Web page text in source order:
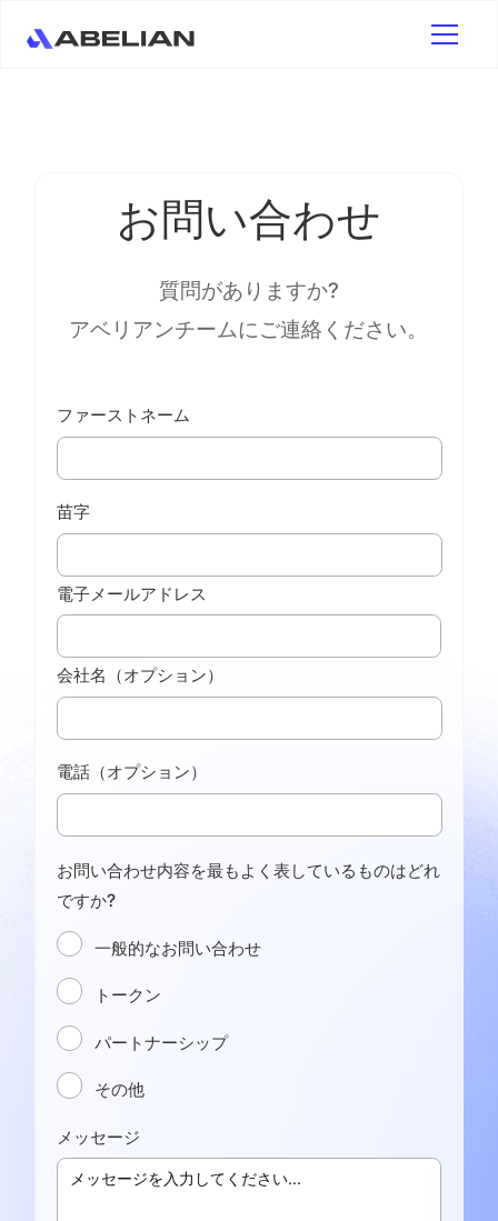
お問い合わせ
質問がありますか?
アベリアンチームにご連絡ください。
ファーストネーム
苗字
電子メールアドレス
会社名（オプション）
電話（オプション）
お問い合わせ内容を最もよく表しているものはどれ
ですか?
一般的なお問い合わせ
トークン
パートナーシップ
その他
メッセージ